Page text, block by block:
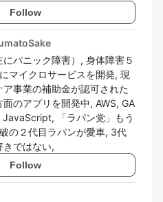
Follow
パニック障害）, 身体障害５
マイクロサービスを開発, 現
事業の補助金が認可された
のアプリを開発中, AWS, GA
JavaScript, 「ラパン党」もう
の２代目ラパンが愛車, 3代
きではない,
Follow